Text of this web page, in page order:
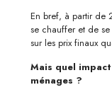
En bref, à partir de
se chauffer et de
sur les prix finaux
Mais quel
ménages ?